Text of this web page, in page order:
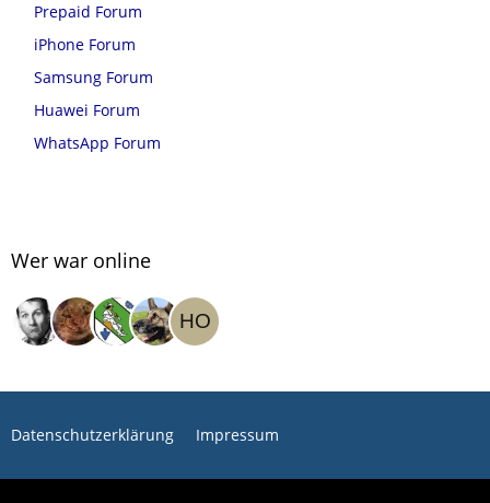
Prepaid Forum
iPhone Forum
Samsung Forum
Huawei Forum
WhatsApp Forum
Wer war online
Datenschutzerklärung Impressum